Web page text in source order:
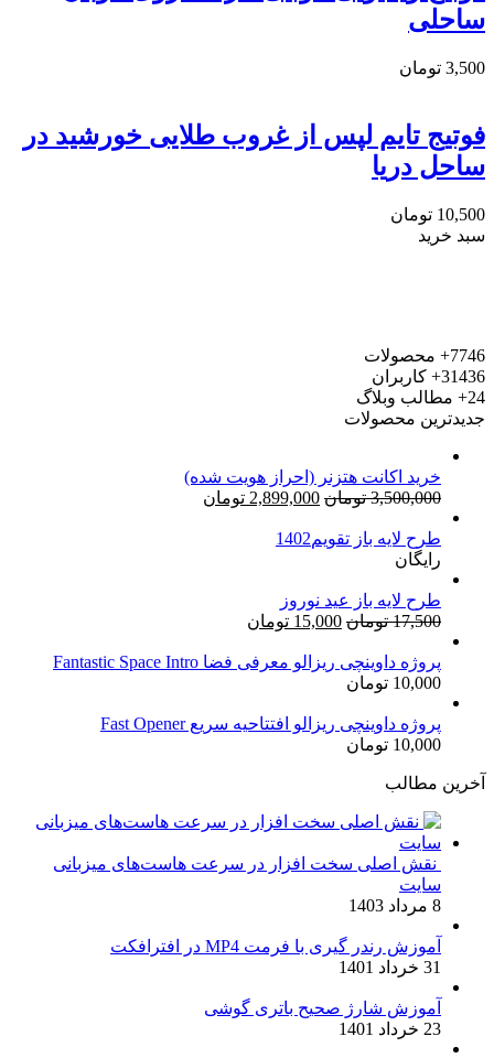
ساحلی
3,500 تومان
فوتیج تایم لپس از غروب طلایی خورشید در
ساحل دریا
10,500 تومان
سبد خرید
7746+
محصولات
31436+
کاربران
24+
مطالب وبلاگ
جدیدترین محصولات
خرید اکانت هتزنر (احراز هویت شده)
3,500,000 تومان قیمت
2,899,000 تومان
طرح لایه باز تقویم1402
رایگان
طرح لایه باز عید نوروز
17,500 تومان قیمت
17,500 تومان
15,000 تومان
15,000 تومان.
پروژه داوینچی ریزالو معرفی فضا Fantastic Space Intro
10,000 تومان
پروژه داوینچی ریزالو افتتاحیه سریع Fast Opener
10,000 تومان
آخرین مطالب
نقش اصلی سخت افزار در سرعت هاست‌های میزبانی
سایت
8 مرداد 1403
آموزش رندر گیری با فرمت MP4 در افترافکت
31 خرداد 1401
آموزش شارژ صحیح باتری گوشی
23 خرداد 1401